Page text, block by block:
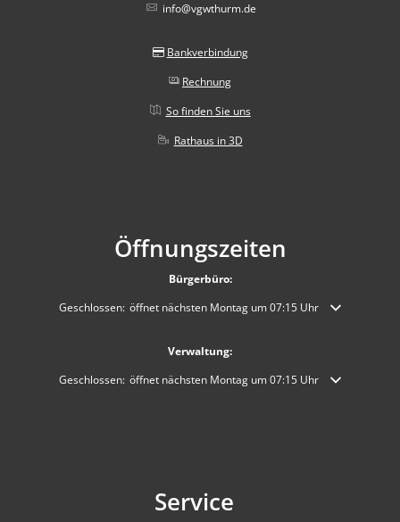
info@vgwthurm.de
Bankverbindung
Rechnung
So finden Sie uns
Rathaus in 3D
Öffnungszeiten
Bürgerbüro:
Klicken, um weitere Öffnungs- oder Schließzeiten auszublenden
Geschlossen: öffnet nächsten Montag um 07:15 Uhr
Verwaltung:
Klicken, um weitere Öffnungs- oder Schließzeiten auszublenden
Geschlossen: öffnet nächsten Montag um 07:15 Uhr
Service